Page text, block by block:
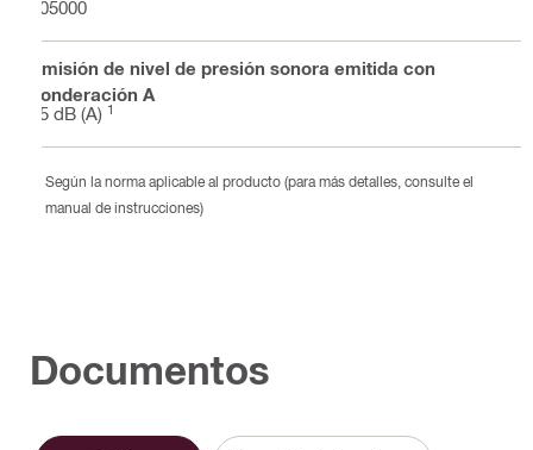
105000
Emisión de nivel de presión sonora emitida con
ponderación A
85 dB (A) 1
Según la norma aplicable al producto (para más detalles, consulte el
manual de instrucciones)
Documentos